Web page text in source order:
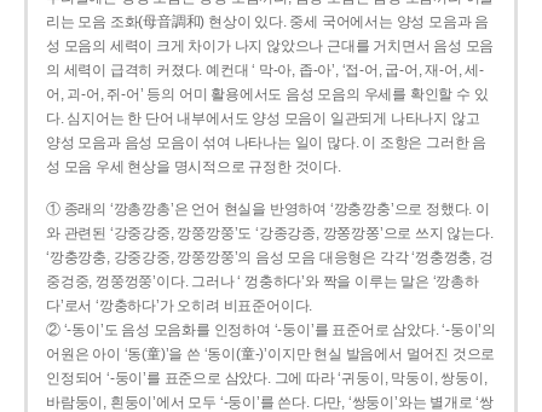
리는 모음 조화(母音調和) 현상이 있다. 중세 국어에서는 양성 모음과 음
성 모음의 세력이 크게 차이가 나지 않았으나 근대를 거치면서 음성 모음
의 세력이 급격히 커졌다. 예컨대 ‘ 막-아, 좁-아’, ‘접-어, 굽-어, 재-어, 세-
어, 괴-어, 쥐-어’ 등의 어미 활용에서도 음성 모음의 우세를 확인할 수 있
다. 심지어는 한 단어 내부에서도 양성 모음이 일관되게 나타나지 않고
양성 모음과 음성 모음이 섞여 나타나는 일이 많다. 이 조항은 그러한 음
성 모음 우세 현상을 명시적으로 규정한 것이다.
① 종래의 ‘깡총깡총’은 언어 현실을 반영하여 ‘깡충깡충’으로 정했다. 이
와 관련된 ‘강중강중, 깡쭝깡쭝’도 ‘강종강종, 깡쫑깡쫑’으로 쓰지 않는다.
‘깡충깡충, 강중강중, 깡쭝깡쭝’의 음성 모음 대응형은 각각 ‘껑충껑충, 겅
중겅중, 껑쭝껑쭝’이다. 그러나 ‘ 껑충하다’와 짝을 이루는 말은 ‘깡총하
다’로서 ‘깡충하다’가 오히려 비표준어이다.
② ‘-동이’도 음성 모음화를 인정하여 ‘-둥이’를 표준어로 삼았다. ‘-둥이’의
어원은 아이 ‘동(童)’을 쓴 ‘동이(童-)’이지만 현실 발음에서 멀어진 것으로
인정되어 ‘-둥이’를 표준으로 삼았다. 그에 따라 ‘귀둥이, 막둥이, 쌍둥이,
바람둥이, 흰둥이’에서 모두 ‘-둥이’를 쓴다. 다만, ‘쌍둥이’와는 별개로 ‘쌍